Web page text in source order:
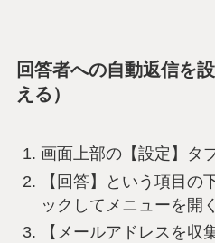
回答者への自動返信を
える）
画面上部の【設定】タ
【回答】という項目の
ックしてメニューを開く
【メールアドレスを収